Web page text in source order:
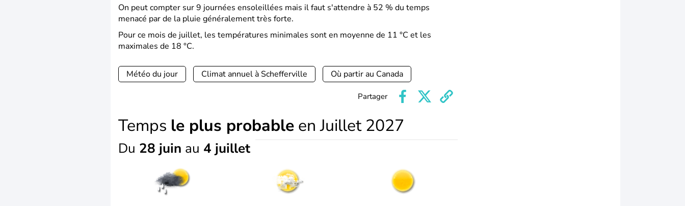
On peut compter sur 9 journées ensoleillées mais il faut s'attendre à 52 % du temps
menacé par de la pluie généralement très forte.
Pour ce mois de juillet, les températures minimales sont en moyenne de 11 °C et les
maximales de 18 °C.
Météo du jour Climat annuel à Schefferville Où partir au Canada
Partager
Temps le plus probable en Juillet 2027
Du 28 juin au 4 juillet